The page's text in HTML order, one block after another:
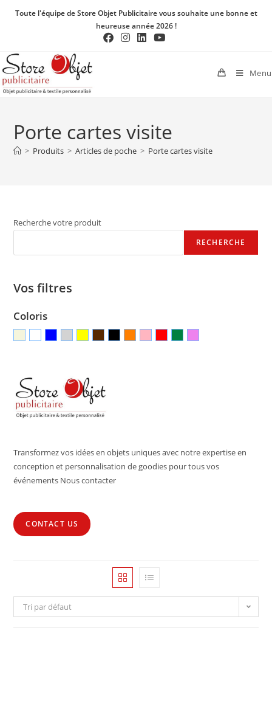
Toute l'équipe de Store Objet Publicitaire vous souhaite une bonne et
heureuse année 2026 !
Menu
Porte cartes visite
> Produits > Articles de poche > Porte cartes visite
Recherche votre produit
RECHERCHE
Vos filtres
Coloris
Transformez vos idées en objets uniques avec notre expertise en
conception et personnalisation de goodies pour tous vos
événements Nous contacter
CONTACT US
Tri par défaut